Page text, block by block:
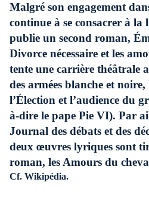
Malgré son engagement
continue à se consacrer à
publie un second roman,
Divorce nécessaire et les
tente une carrière théâtrale
des armées blanche et
l’Élection et l’audience du
à-dire le pape Pie VI). Par
Journal des débats et des
deux œuvres lyriques sont
roman, les Amours du
Cf. Wikipédia.